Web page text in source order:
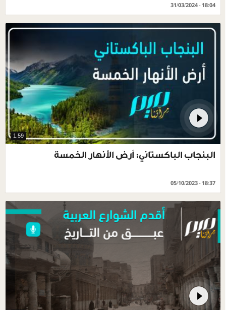
31/03/2024 - 18:04
1.59
البنجاب الباكستاني: أرض الأنهار الخمسة
05/10/2023 - 18:37